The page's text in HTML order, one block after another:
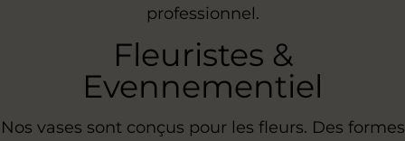
professionnel.
Fleuristes &
Evennementiel
Nos vases sont conçus pour les fleurs. Des formes